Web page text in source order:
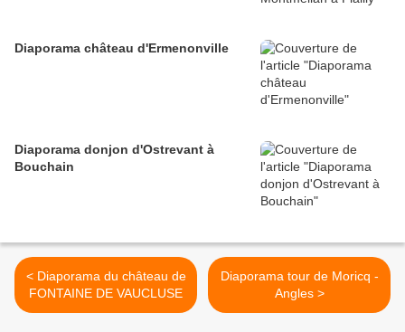
Diaporama château d'Ermenonville
Diaporama donjon d'Ostrevant à
Bouchain
< Diaporama du château de
FONTAINE DE VAUCLUSE
Diaporama tour de Moricq -
Angles >